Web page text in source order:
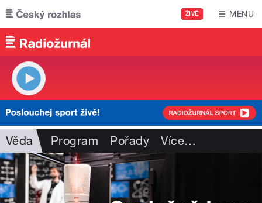
Přejít k hlavnímu obsahu
ŽIVĚ MENU
Věda Program Pořady Více…